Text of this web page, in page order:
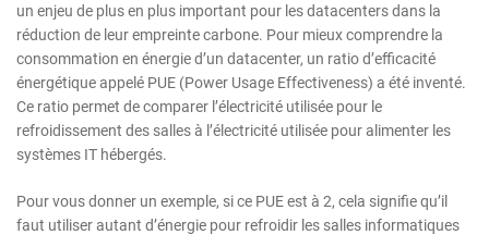
un enjeu de plus en plus important pour les datacenters dans la
réduction de leur empreinte carbone. Pour mieux comprendre la
consommation en énergie d’un datacenter, un ratio d’efficacité
énergétique appelé PUE (Power Usage Effectiveness) a été inventé.
Ce ratio permet de comparer l’électricité utilisée pour le
refroidissement des salles à l’électricité utilisée pour alimenter les
systèmes IT hébergés.
Pour vous donner un exemple, si ce PUE est à 2, cela signifie qu’il
faut utiliser autant d’énergie pour refroidir les salles informatiques